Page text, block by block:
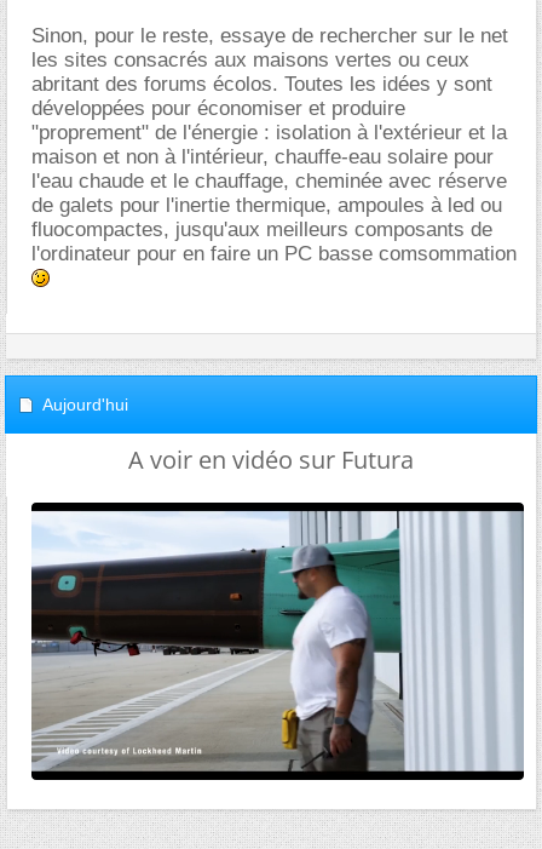
Sinon, pour le reste, essaye de rechercher sur le net
les sites consacrés aux maisons vertes ou ceux
abritant des forums écolos. Toutes les idées y sont
développées pour économiser et produire
"proprement" de l'énergie : isolation à l'extérieur et la
maison et non à l'intérieur, chauffe-eau solaire pour
l'eau chaude et le chauffage, cheminée avec réserve
de galets pour l'inertie thermique, ampoules à led ou
fluocompactes, jusqu'aux meilleurs composants de
l'ordinateur pour en faire un PC basse comsommation
Aujourd'hui
A voir en vidéo sur Futura